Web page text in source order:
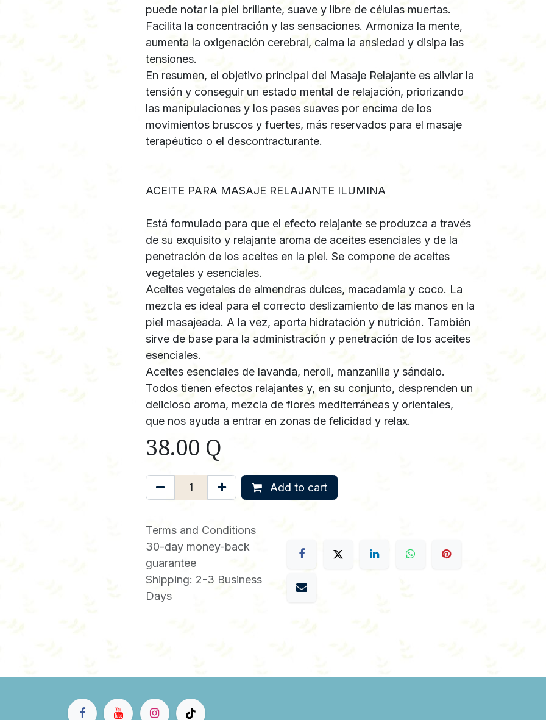
puede notar la piel brillante, suave y libre de células muertas.
Facilita la concentración y las sensaciones. Armoniza la mente,
aumenta la oxigenación cerebral, calma la ansiedad y disipa las
tensiones.
En resumen, el objetivo principal del Masaje Relajante es aliviar la
tensión y conseguir un estado mental de relajación, priorizando
las manipulaciones y los pases suaves por encima de los
movimientos bruscos y fuertes, más reservados para el masaje
terapéutico o el descontracturante.
ACEITE PARA MASAJE RELAJANTE ILUMINA
Está formulado para que el efecto relajante se produzca a través
de su exquisito y relajante aroma de aceites esenciales y de la
penetración de los aceites en la piel. Se compone de aceites
vegetales y esenciales.
Aceites vegetales de almendras dulces, macadamia y coco. La
mezcla es ideal para el correcto deslizamiento de las manos en la
piel masajeada. A la vez, aporta hidratación y nutrición. También
sirve de base para la administración y penetración de los aceites
esenciales.
Aceites esenciales de lavanda, neroli, manzanilla y sándalo.
Todos tienen efectos relajantes y, en su conjunto, desprenden un
delicioso aroma, mezcla de flores mediterráneas y orientales,
que nos ayuda a entrar en zonas de felicidad y relax.
38.00 Q
Add to cart
Terms and Conditions
30-day money-back
guarantee
Shipping: 2-3 Business
Days